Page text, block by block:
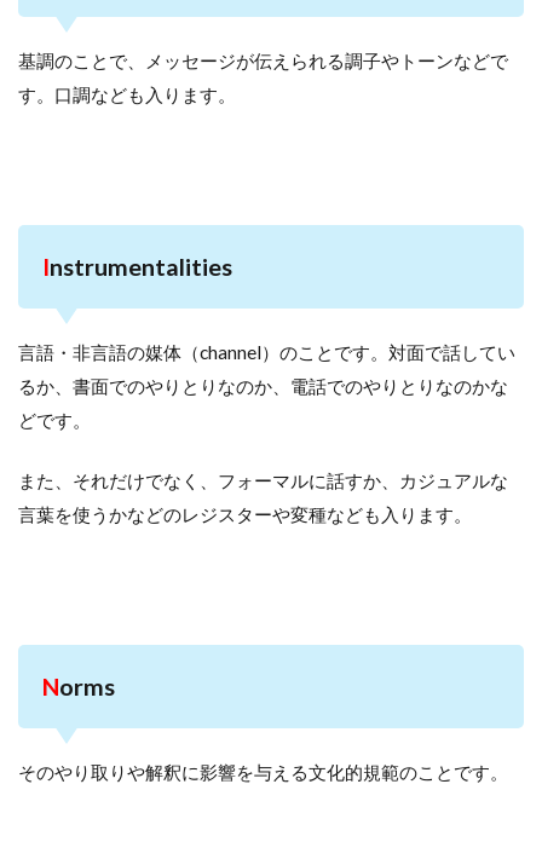
基調のことで、メッセージが伝えられる調子やトーンなどで
す。口調なども入ります。
Instrumentalities
言語・非言語の媒体（channel）のことです。対面で話してい
るか、書面でのやりとりなのか、電話でのやりとりなのかな
どです。
また、それだけでなく、フォーマルに話すか、カジュアルな
言葉を使うかなどのレジスターや変種なども入ります。
Norms
そのやり取りや解釈に影響を与える文化的規範のことです。